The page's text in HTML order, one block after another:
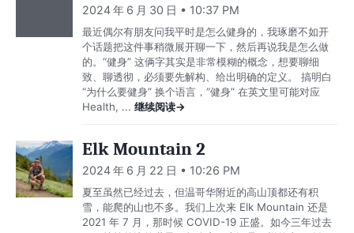
2024 年 6 月 30 日 • 10:37 PM
最近偶尔有朋友问我平时是怎么健身的，我琢磨不如开
个话题把这件事稍微展开聊一下，然后再说我是怎么做
的。“健身” 这俩字其实是非常模糊的概念，想要聊细
致、聊透彻，必须要先解构、给出明确的定义。 搞明白
“为什么要健身” 换个语言，“健身” 在英文里可能对应
Health, ... 继续阅读→
Elk Mountain 2
2024 年 6 月 22 日 • 10:26 PM
夏至虽然已经过去，但温哥华附近的高山顶都还有积
雪，能爬的山也不多。我们上次来 Elk Mountain 还是
2021 年 7 月，那时候 COVID-19 正盛。如今三年过去